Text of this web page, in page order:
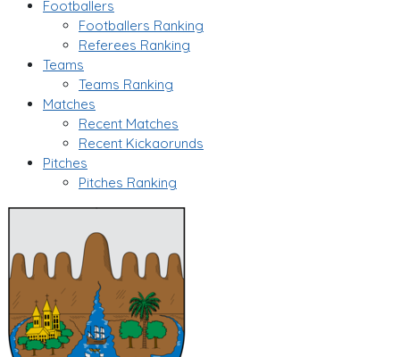
Footballers
Footballers Ranking
Referees Ranking
Teams
Teams Ranking
Matches
Recent Matches
Recent Kickaorunds
Pitches
Pitches Ranking